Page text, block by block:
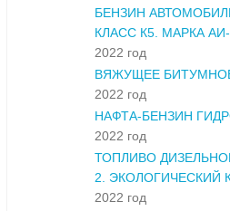
БЕНЗИН
КЛАСС К5. МАРКА
2022 год
ВЯЖУЩЕЕ
2022 год
НАФТА-БЕНЗИН
2022 год
ТОПЛИВО
2. ЭКОЛОГИЧЕСКИЙ
2022 год